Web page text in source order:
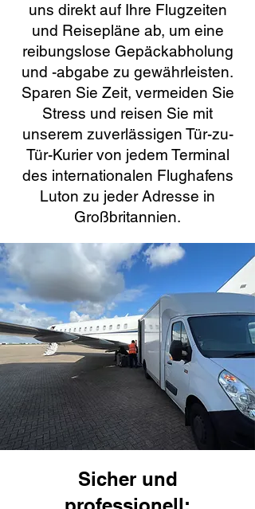
uns direkt auf Ihre Flugzeiten
und Reisepläne ab, um eine
reibungslose Gepäckabholung
und -abgabe zu gewährleisten.
Sparen Sie Zeit, vermeiden Sie
Stress und reisen Sie mit
unserem zuverlässigen Tür-zu-
Tür-Kurier von jedem Terminal
des internationalen Flughafens
Luton zu jeder Adresse in
Großbritannien.
Sicher und